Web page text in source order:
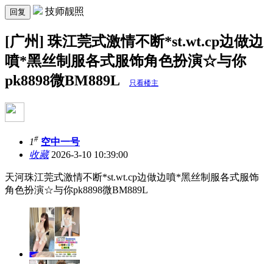
回复 技师靓照
[广州] 珠江莞式激情不断*st.wt.cp边做边
噴*黑丝制服各式服饰角色扮演☆与你
pk8898微BM889L
只看楼主
1# 空中一号
收藏2026-3-10 10:39:00
天河珠江莞式激情不断*st.wt.cp边做边噴*黑丝制服各式服饰
角色扮演☆与你pk8898微BM889L